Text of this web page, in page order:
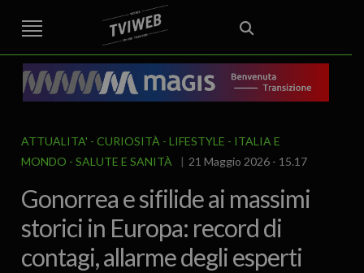
STREET TG CRONACA VENETO
VICENZA E PROVINCIA
AREA BERICA
ECONOMIA ATTUALITA’ POLITICA
EDITORIALE ITALIA E MONDO CURIOSITÀ – LIFESTYLE
CULTURA ARTE
SPORT
IL GRAFFIO FOOD & DRINK
ATTUALITA' CURIOSITÀ - LIFESTYLE
ITALIA E
MONDO
SALUTE E SANITÀ 21 Maggio 2026 - 15.17
Gonorrea e sifilide ai massimi
storici in Europa: record di
contagi, allarme degli esperti